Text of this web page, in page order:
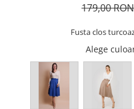
179,00 RON
Fusta clos
Alege